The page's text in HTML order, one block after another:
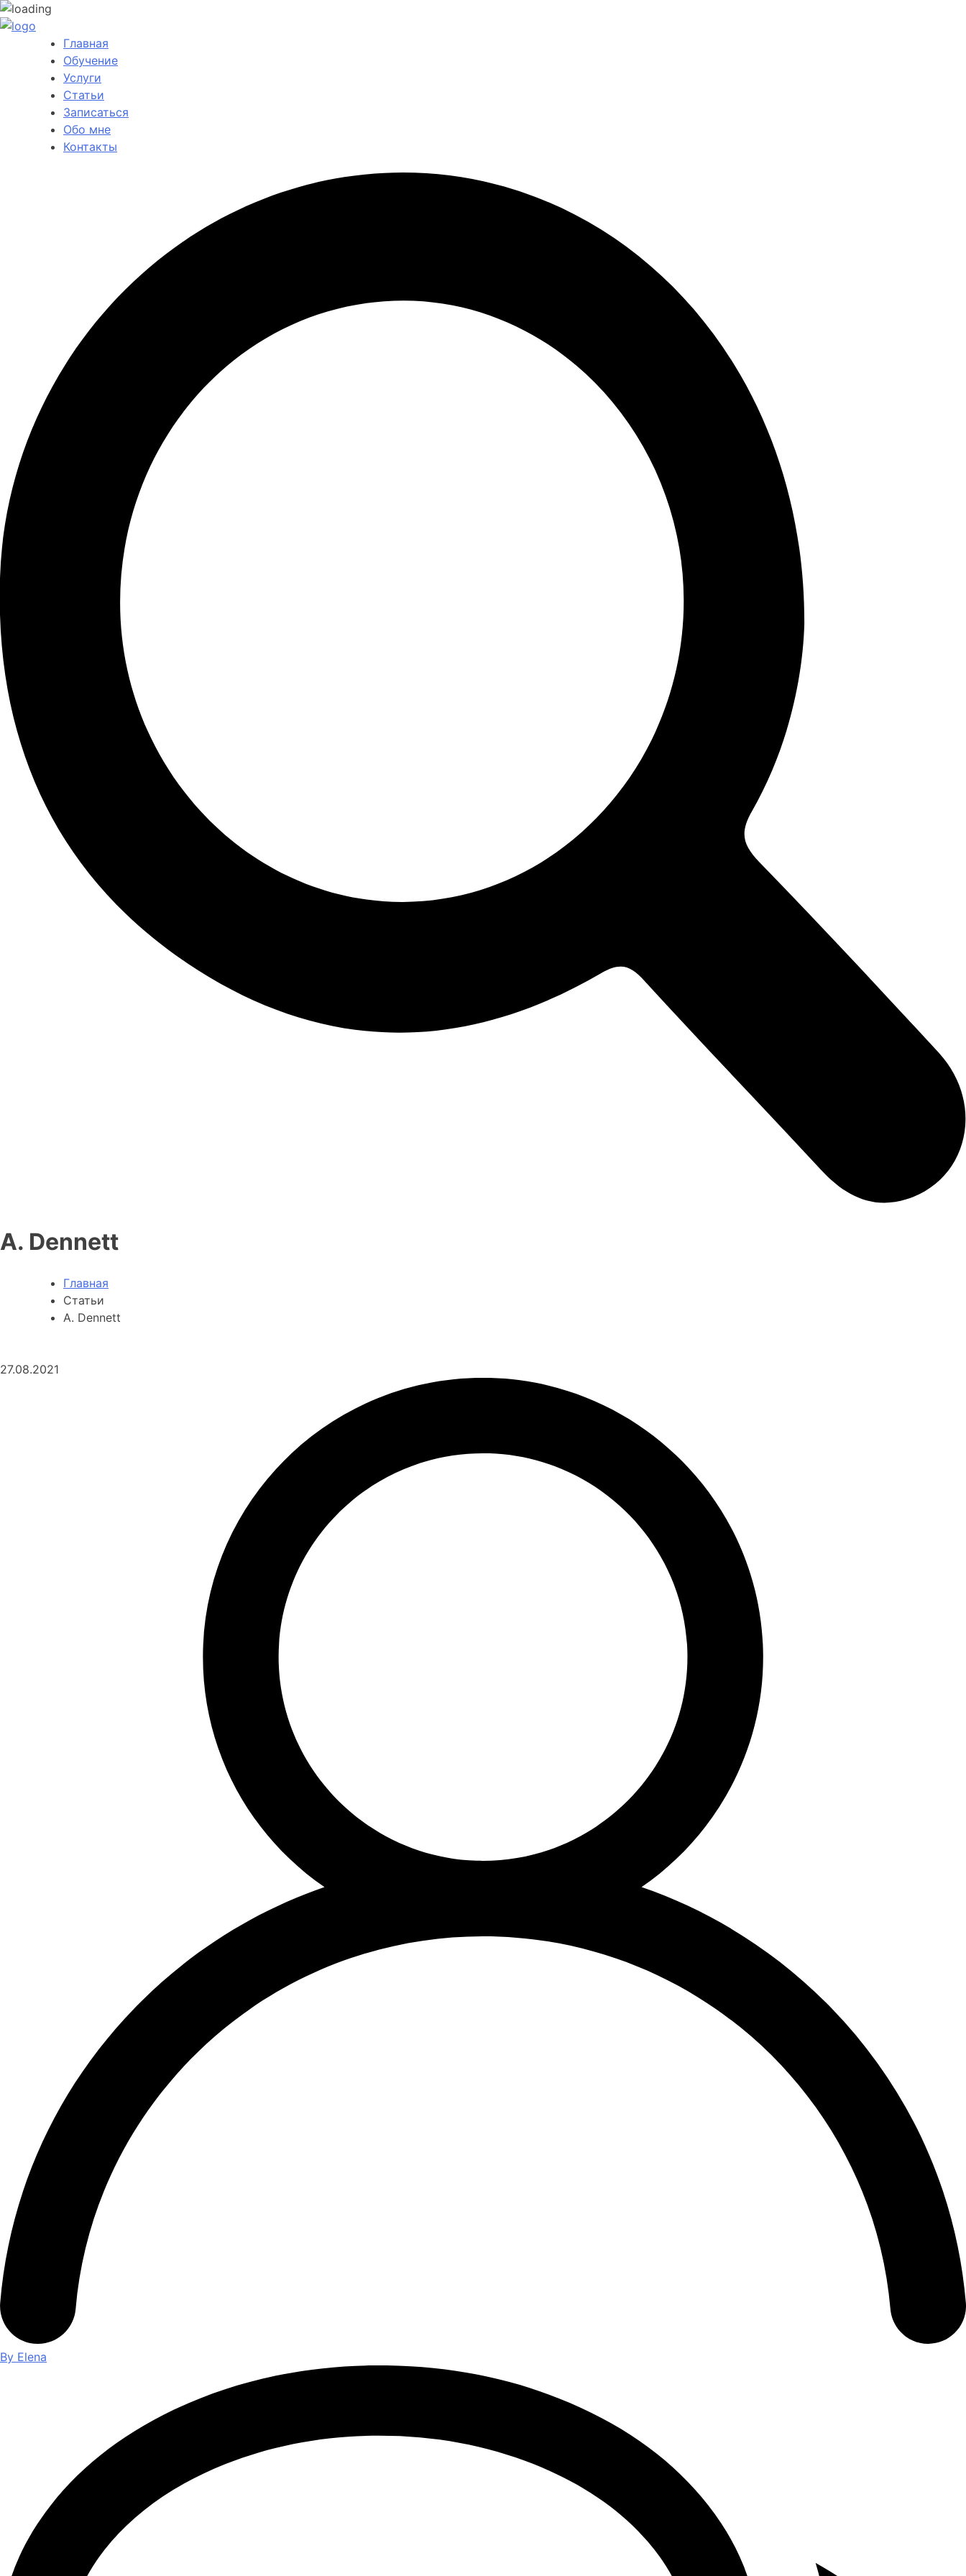
Главная
Обучение
Услуги
Статьи
Записаться
Обо мне
Контакты
A. Dennett
Главная
Статьи
A. Dennett
27.08.2021
By Elena